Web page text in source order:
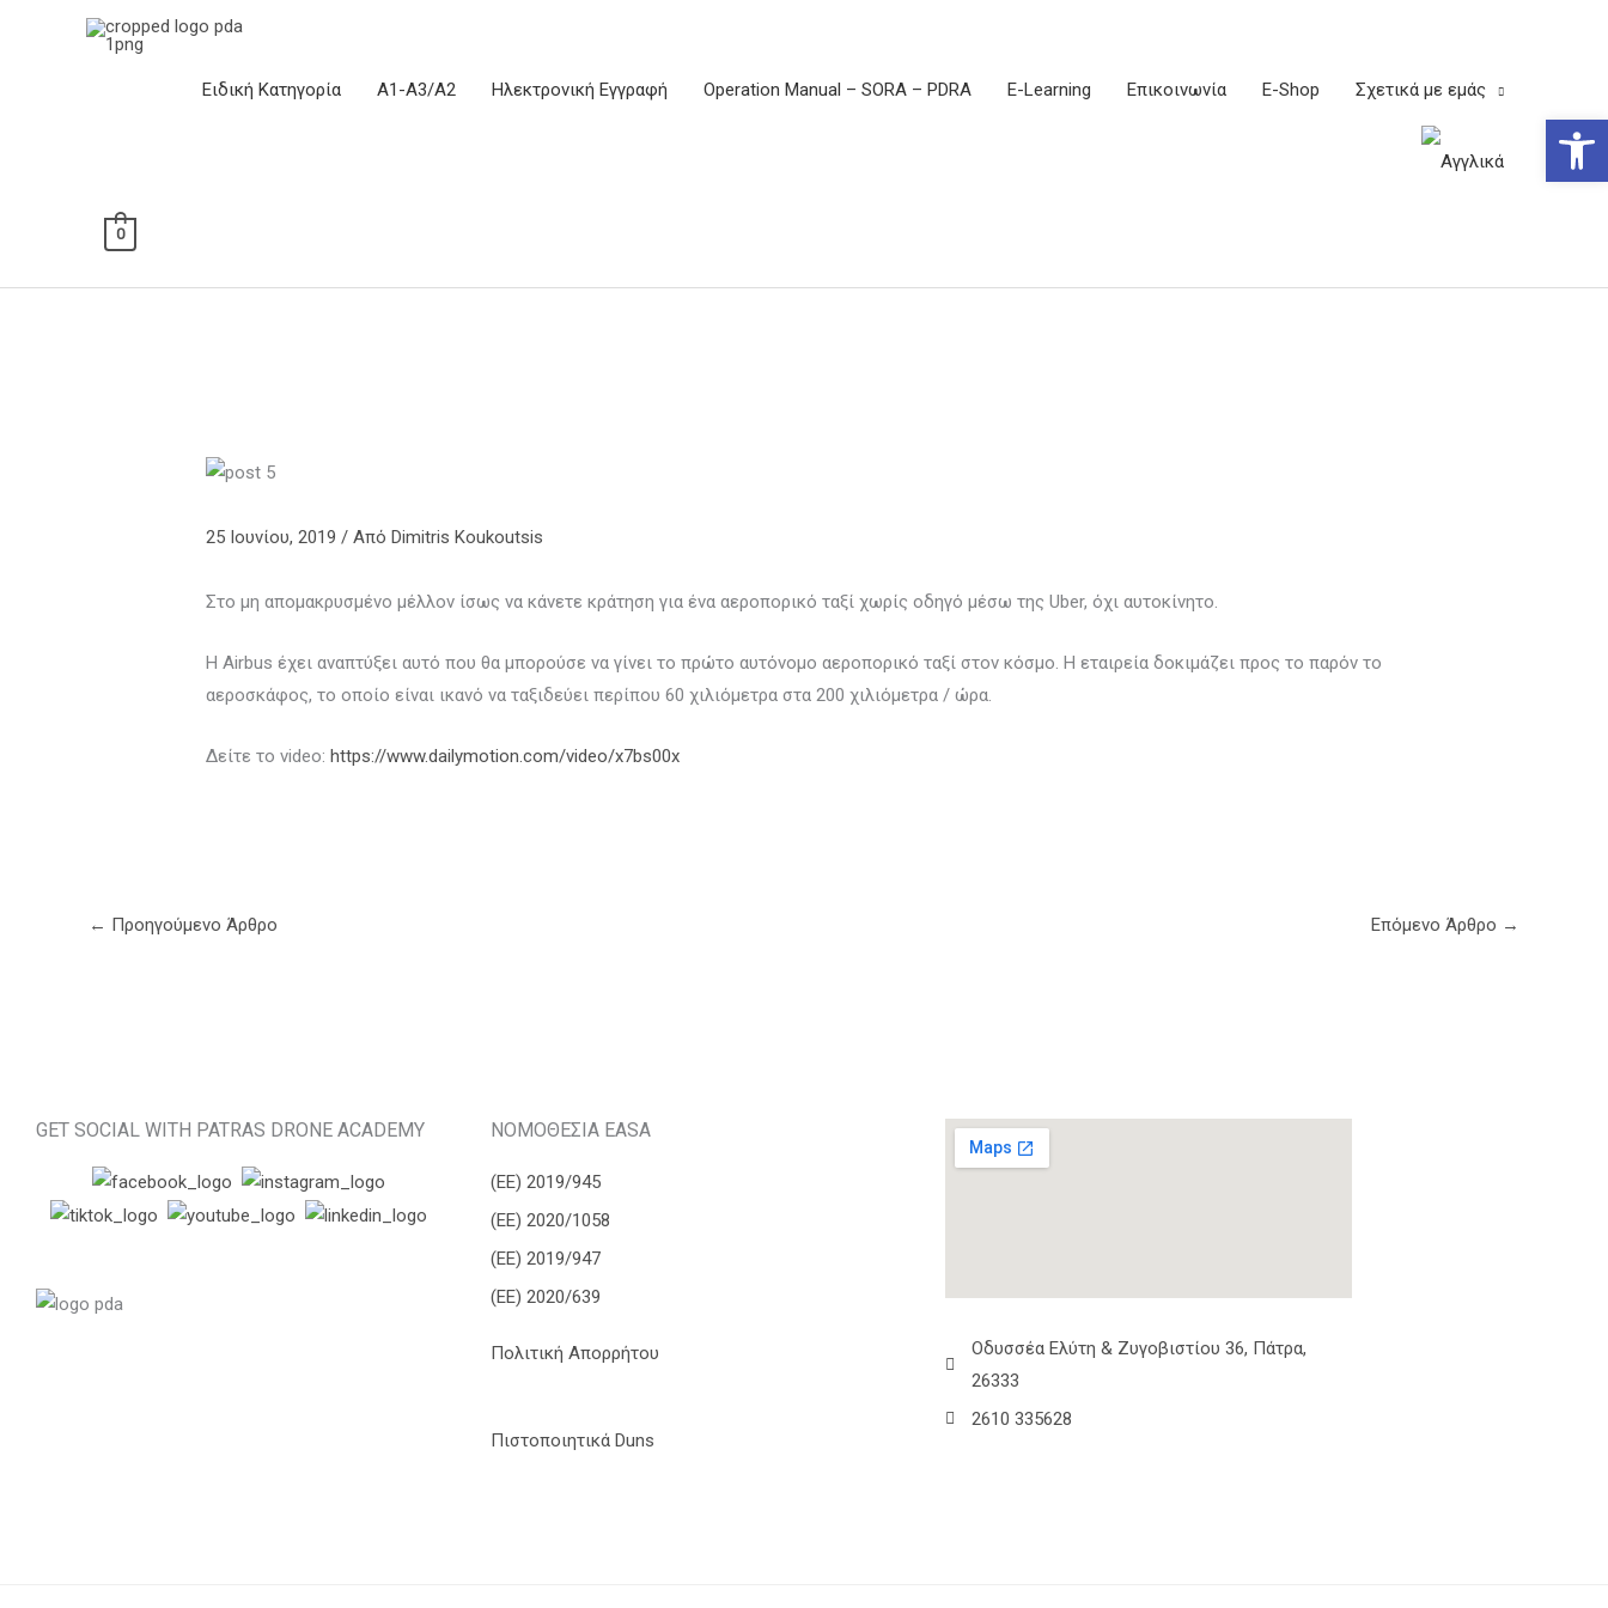
Ειδική Κατηγορία Α1-Α3/Α2 Ηλεκτρονική Εγγραφή Operation Manual – SORA – PDRA E-Learning Επικοινωνία E-Shop Σχετικά με εμάς
0
25 Ιουνίου, 2019/ ΑπόDimitris Koukoutsis
Στο μη απομακρυσμένο μέλλον ίσως να κάνετε κράτηση για ένα αεροπορικό ταξί χωρίς οδηγό μέσω της Uber, όχι αυτοκίνητο.
Η Airbus έχει αναπτύξει αυτό που θα μπορούσε να γίνει το πρώτο αυτόνομο αεροπορικό ταξί στον κόσμο. Η εταιρεία δοκιμάζει προς το παρόν το
αεροσκάφος, το οποίο είναι ικανό να ταξιδεύει περίπου 60 χιλιόμετρα στα 200 χιλιόμετρα / ώρα.
Δείτε το video:https://www.dailymotion.com/video/x7bs00x
← Προηγούμενο Άρθρο Επόμενο Άρθρο →
GET SOCIAL WITH PATRAS DRONE ACADEMY ΝΟΜΟΘΕΣΙΑ EASA
(ΕΕ) 2019/945
(ΕΕ) 2020/1058
(ΕΕ) 2019/947
(ΕΕ) 2020/639
Πολιτική Απορρήτου
Πιστοποιητικά Duns
Οδυσσέα Ελύτη & Ζυγοβιστίου 36, Πάτρα,
26333
2610 335628